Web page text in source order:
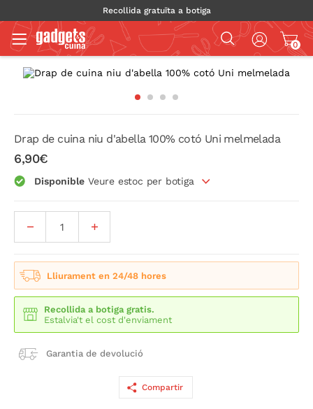
Recollida gratuïta a botiga
0
Drap de cuina niu d'abella 100% cotó Uni melmelada
6,90€
Disponible Veure estoc per botiga
Lliurament en 24/48 hores
Recollida a botiga gratis.
Estalvia't el cost d'enviament
Garantia de devolució
Compartir